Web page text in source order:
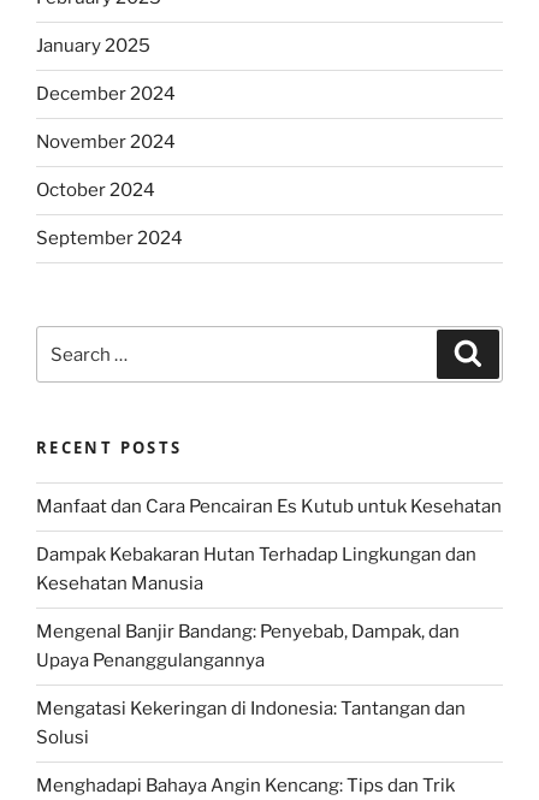
January 2025
December 2024
November 2024
October 2024
September 2024
for:
RECENT POSTS
Manfaat dan Cara Pencairan Es Kutub untuk Kesehatan
Dampak Kebakaran Hutan Terhadap Lingkungan dan
Kesehatan Manusia
Mengenal Banjir Bandang: Penyebab, Dampak, dan
Upaya Penanggulangannya
Mengatasi Kekeringan di Indonesia: Tantangan dan
Solusi
Menghadapi Bahaya Angin Kencang: Tips dan Trik